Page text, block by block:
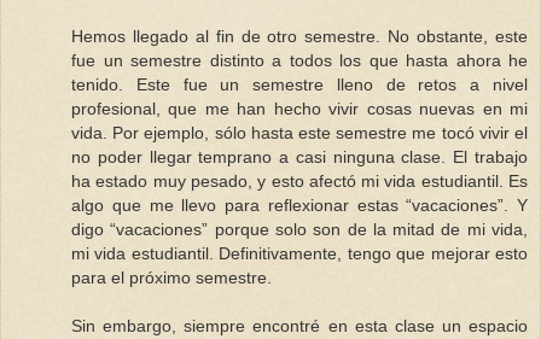
Hemos llegado al fin de otro semestre. No obstante, este
fue un semestre distinto a todos los que hasta ahora he
tenido. Este fue un semestre lleno de retos a nivel
profesional, que me han hecho vivir cosas nuevas en mi
vida. Por ejemplo, sólo hasta este semestre me tocó vivir el
no poder llegar temprano a casi ninguna clase. El trabajo
ha estado muy pesado, y esto afectó mi vida estudiantil. Es
algo que me llevo para reflexionar estas “vacaciones”. Y
digo “vacaciones” porque solo son de la mitad de mi vida,
mi vida estudiantil. Definitivamente, tengo que mejorar esto
para el próximo semestre.
Sin embargo, siempre encontré en esta clase un espacio